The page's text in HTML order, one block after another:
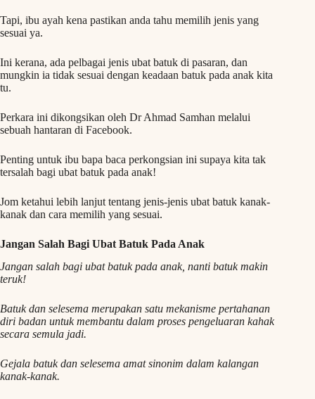
Tapi, ibu ayah kena pastikan anda tahu memilih jenis yang
sesuai ya.
Ini kerana, ada pelbagai jenis ubat batuk di pasaran, dan
mungkin ia tidak sesuai dengan keadaan batuk pada anak kita
tu.
Perkara ini dikongsikan oleh Dr Ahmad Samhan melalui
sebuah hantaran di Facebook.
Penting untuk ibu bapa baca perkongsian ini supaya kita tak
tersalah bagi ubat batuk pada anak!
Jom ketahui lebih lanjut tentang jenis-jenis ubat batuk kanak-
kanak dan cara memilih yang sesuai.
Jangan Salah Bagi Ubat Batuk Pada Anak
Jangan salah bagi ubat batuk pada anak, nanti batuk makin
teruk!
Batuk dan selesema merupakan satu mekanisme pertahanan
diri badan untuk membantu dalam proses pengeluaran kahak
secara semula jadi.
Gejala batuk dan selesema amat sinonim dalam kalangan
kanak-kanak.